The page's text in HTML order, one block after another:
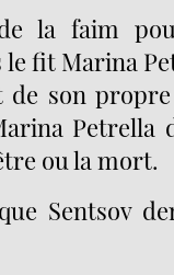
la faim
fit Marina
de son
Petrella
ou la mort.
Sentsov